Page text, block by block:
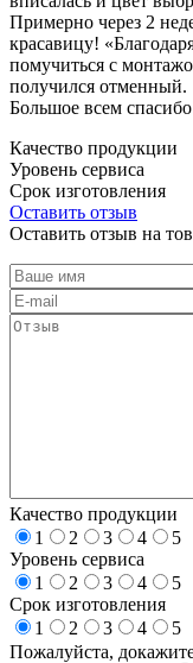
Примерно через 2
красавицу!
помучиться с
получился отменный.
Большое всем
Качество продукции
Уровень сервиса
Срок изготовления
Оставить отзыв
Оставить отзыв на
Качество продукции
1
2 3 4
5
Уровень сервиса
1
2 3 4
5
Срок изготовления
1
2 3 4
5
Пожалуйста,